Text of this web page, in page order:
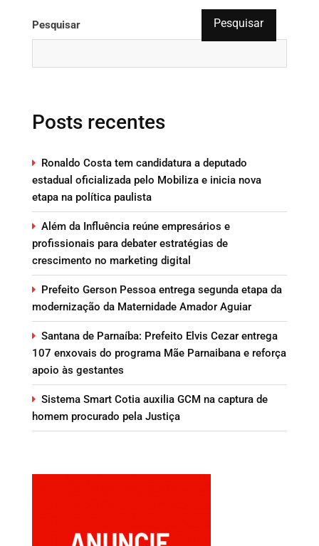
Pesquisar Pesquisar
Posts recentes
Ronaldo Costa tem candidatura a deputado
estadual oficializada pelo Mobiliza e inicia nova
etapa na política paulista
Além da Influência reúne empresários e
profissionais para debater estratégias de
crescimento no marketing digital
Prefeito Gerson Pessoa entrega segunda etapa da
modernização da Maternidade Amador Aguiar
Santana de Parnaíba: Prefeito Elvis Cezar entrega
107 enxovais do programa Mãe Parnaibana e reforça
apoio às gestantes
Sistema Smart Cotia auxilia GCM na captura de
homem procurado pela Justiça